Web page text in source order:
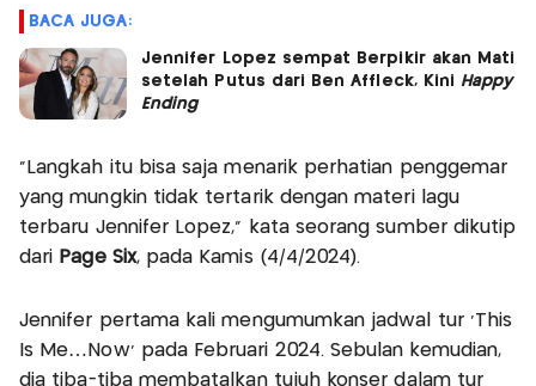
BACA JUGA:
Jennifer Lopez sempat Berpikir akan Mati
setelah Putus dari Ben Affleck, Kini Happy
Ending
“Langkah itu bisa saja menarik perhatian penggemar
yang mungkin tidak tertarik dengan materi lagu
terbaru Jennifer Lopez,” kata seorang sumber dikutip
dari Page Six, pada Kamis (4/4/2024).
Jennifer pertama kali mengumumkan jadwal tur ‘This
Is Me…Now’ pada Februari 2024. Sebulan kemudian,
dia tiba-tiba membatalkan tujuh konser dalam tur